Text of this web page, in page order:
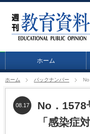
ホーム
ホーム バックナンバー
No．1578
「感染症
08.17